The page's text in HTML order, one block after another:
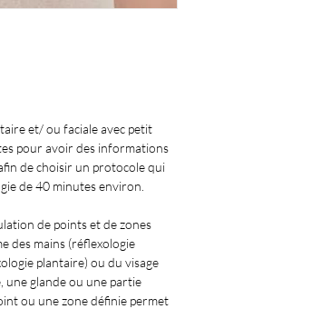
et/ ou faciale avec petit
pour avoir des informations
de choisir un protocole qui
de 40 minutes environ.
de points et de zones
des mains (réflexologie
plantaire) ou du visage
une glande ou une partie
ou une zone définie permet